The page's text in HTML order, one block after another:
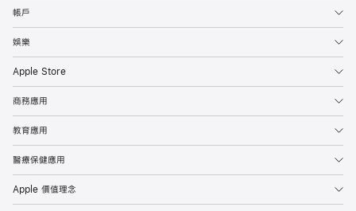
帳戶
娛樂
Apple Store
商務應用
教育應用
醫療保健應用
Apple 價值理念